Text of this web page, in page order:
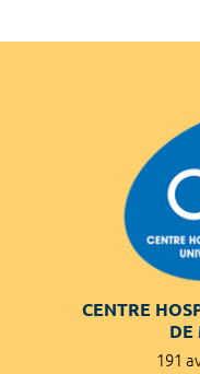
CENTRE
DE
191